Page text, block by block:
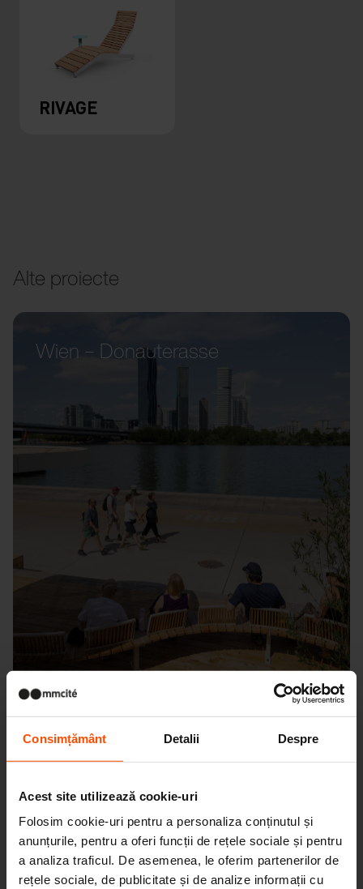
Consimțământ Detalii Despre
Acest site utilizează cookie-uri
Folosim cookie-uri pentru a personaliza conținutul și
anunțurile, pentru a oferi funcții de rețele sociale și pentru
a analiza traficul. De asemenea, le oferim partenerilor de
rețele sociale, de publicitate și de analize informații cu
RIVAGE
Alte proiecte
Wien – Donauterasse